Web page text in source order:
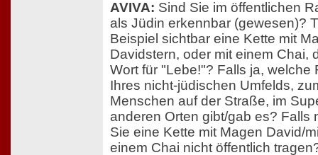
AVIVA: Sind Sie im öffentlichen
als Jüdin erkennbar (gewesen)?
Beispiel sichtbar eine Kette mit
Davidstern, oder mit einem Chai,
Wort für "Lebe!"? Falls ja, welche
Ihres nicht-jüdischen Umfelds,
Menschen auf der Straße, im
anderen Orten gibt/gab es? Falls
Sie eine Kette mit Magen David/
einem Chai nicht öffentlich